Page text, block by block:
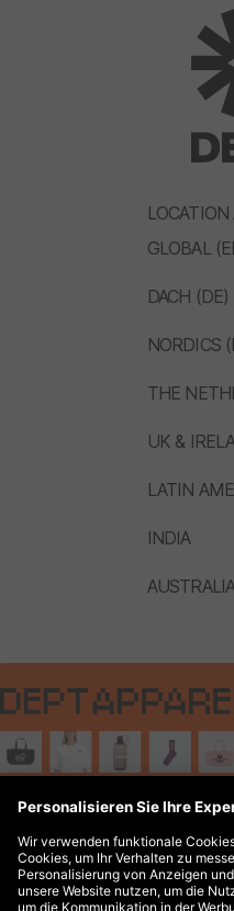
GLOBAL
DACH (DE)
NORDICS
THE
UK &
LATIN
INDIA
Rechtliche Hinweise